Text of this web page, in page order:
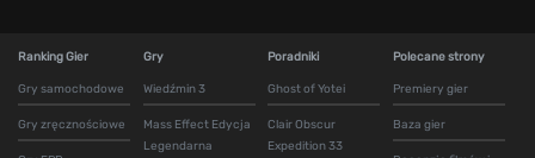
Ranking Gier
Gry samochodowe
Gry zręcznościowe
Gry
Wiedźmin 3
Mass Effect Edycja
Legendarna
Poradniki
Ghost of Yotei
Clair Obscur
Expedition 33
Polecane strony
Premiery gier
Baza gier